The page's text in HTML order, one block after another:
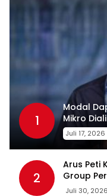
1
Modal
Mikro
Juli 17, 2026
2
Arus Peti
Group
Juli 30, 2026